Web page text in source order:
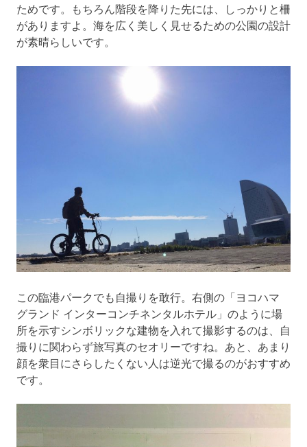
ためです。もちろん階段を降りた先には、しっかりと柵
がありますよ。海を広く美しく見せるための公園の設計
が素晴らしいです。
この臨港パークでも自撮りを敢行。右側の「ヨコハマ
グランド インターコンチネンタルホテル」のように場
所を示すシンボリックな建物を入れて撮影するのは、自
撮りに関わらず旅写真のセオリーですね。あと、あまり
顔を衆目にさらしたくない人は逆光で撮るのがおすすめ
です。